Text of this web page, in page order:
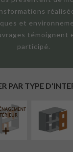
et
participé.
PAR TYPE